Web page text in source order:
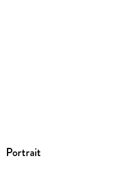
Portrait